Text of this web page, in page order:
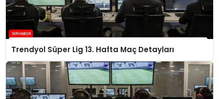
Trendyol Süper Lig 13. Hafta Maç Detayları